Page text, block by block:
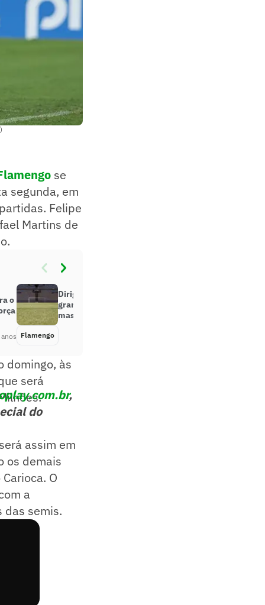
se
segunda, em
Felipe
Martins de
o
Dirigentes do Flamengo elogiam
gramado híbrido do Maracanã,
mas fazem alerta
Flamengo
domingo, às
será
,
do
assim em
os demais
O
a
das semis.